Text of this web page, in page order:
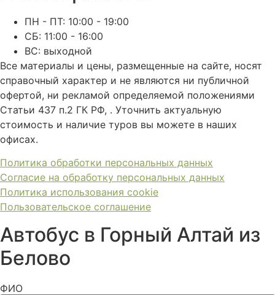
ПН - ПТ: 10:00 - 19:00
СБ: 11:00 - 16:00
ВС: выходной
Все материалы и цены, размещенные на сайте, носят
справочный характер и не являются ни публичной
офертой, ни рекламой определяемой положениями
Статьи 437 п.2 ГК РФ, . Уточнить актуальную
стоимость и наличие туров вы можете в наших
офисах.
Политика обработки персональных данных
Согласие на обработку персональных данных
Политика использования cookie
Пользовательское соглашение
Автобус в Горный Алтай из
Белово
ФИО